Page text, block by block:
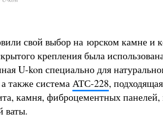
свой выбор на юрском камне и
крепления была
U-kon специально для
также системаАТС-228,
камня, фиброцементных
ваты.